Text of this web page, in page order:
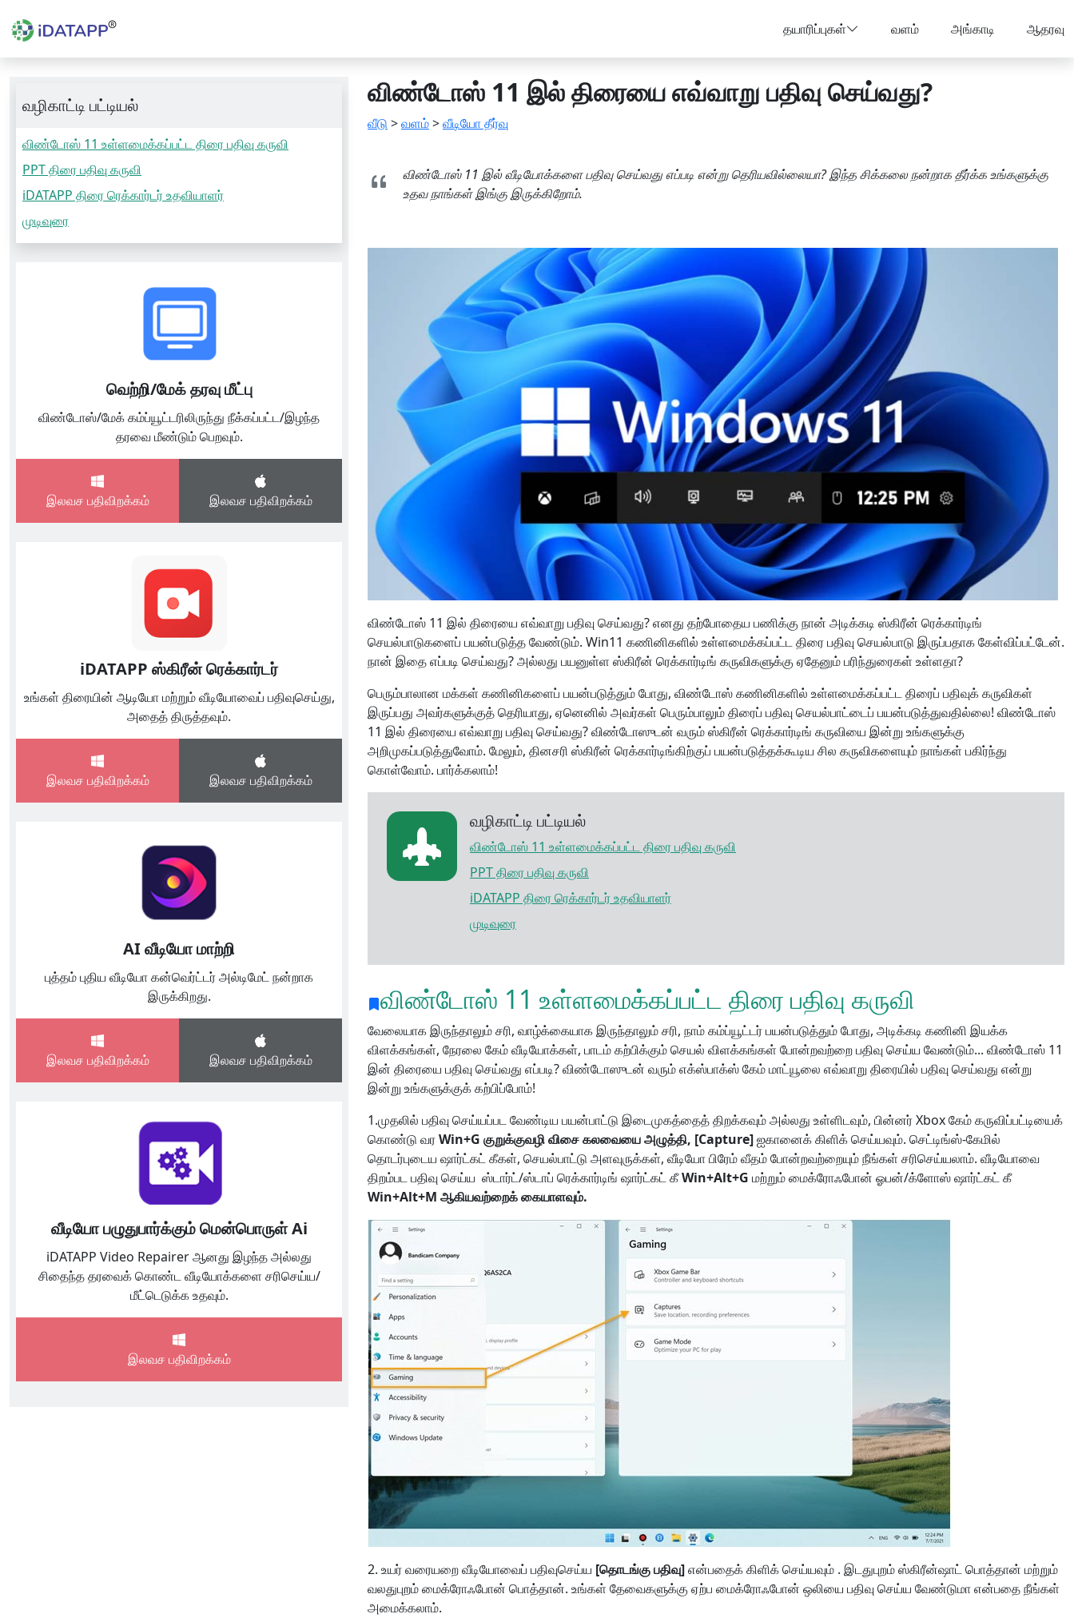
தயாரிப்புகள் வளம் அங்காடி ஆதரவு
வழிகாட்டி பட்டியல்
விண்டோஸ் 11 உள்ளமைக்கப்பட்ட திரை பதிவு கருவி
PPT திரை பதிவு கருவி
iDATAPP திரை ரெக்கார்டர் உதவியாளர்
முடிவுரை
வெற்றி/மேக் தரவு மீட்பு
விண்டோஸ்/மேக் கம்ப்யூட்டரிலிருந்து நீக்கப்பட்ட/இழந்த
தரவை மீண்டும் பெறவும்.
இலவச பதிவிறக்கம் இலவச பதிவிறக்கம்
iDATAPP ஸ்கிரீன் ரெக்கார்டர்
உங்கள் திரையின் ஆடியோ மற்றும் வீடியோவைப் பதிவுசெய்து,
அதைத் திருத்தவும்.
இலவச பதிவிறக்கம் இலவச பதிவிறக்கம்
AI வீடியோ மாற்றி
புத்தம் புதிய வீடியோ கன்வெர்ட்டர் அல்டிமேட் நன்றாக
இருக்கிறது.
இலவச பதிவிறக்கம் இலவச பதிவிறக்கம்
வீடியோ பழுதுபார்க்கும் மென்பொருள் Ai
iDATAPP Video Repairer ஆனது இழந்த அல்லது
சிதைந்த தரவைக் கொண்ட வீடியோக்களை சரிசெய்ய/
மீட்டெடுக்க உதவும்.
இலவச பதிவிறக்கம்
விண்டோஸ் 11 இல் திரையை எவ்வாறு பதிவு செய்வது?
வீடு >வளம்>வீடியோ தீர்வு
விண்டோஸ் 11 இல் வீடியோக்களை பதிவு செய்வது எப்படி என்று தெரியவில்லையா? இந்த சிக்கலை நன்றாக தீர்க்க உங்களுக்கு
உதவ நாங்கள் இங்கு இருக்கிறோம்.
விண்டோஸ் 11 இல் திரையை எவ்வாறு பதிவு செய்வது? எனது தற்போதைய பணிக்கு நான் அடிக்கடி ஸ்கிரீன் ரெக்கார்டிங்
செயல்பாடுகளைப் பயன்படுத்த வேண்டும். Win11 கணினிகளில் உள்ளமைக்கப்பட்ட திரை பதிவு செயல்பாடு இருப்பதாக கேள்விப்பட்டேன்.
நான் இதை எப்படி செய்வது? அல்லது பயனுள்ள ஸ்கிரீன் ரெக்கார்டிங் கருவிகளுக்கு ஏதேனும் பரிந்துரைகள் உள்ளதா?
பெரும்பாலான மக்கள் கணினிகளைப் பயன்படுத்தும் போது, ​​விண்டோஸ் கணினிகளில் உள்ளமைக்கப்பட்ட திரைப் பதிவுக் கருவிகள்
இருப்பது அவர்களுக்குத் தெரியாது, ஏனெனில் அவர்கள் பெரும்பாலும் திரைப் பதிவு செயல்பாட்டைப் பயன்படுத்துவதில்லை! விண்டோஸ்
11 இல் திரையை எவ்வாறு பதிவு செய்வது? விண்டோஸுடன் வரும் ஸ்கிரீன் ரெக்கார்டிங் கருவியை இன்று உங்களுக்கு
அறிமுகப்படுத்துவோம். மேலும், தினசரி ஸ்கிரீன் ரெக்கார்டிங்கிற்குப் பயன்படுத்தக்கூடிய சில கருவிகளையும் நாங்கள் பகிர்ந்து
கொள்வோம். பார்க்கலாம்!
வழிகாட்டி பட்டியல்
விண்டோஸ் 11 உள்ளமைக்கப்பட்ட திரை பதிவு கருவி
PPT திரை பதிவு கருவி
iDATAPP திரை ரெக்கார்டர் உதவியாளர்
முடிவுரை
விண்டோஸ் 11 உள்ளமைக்கப்பட்ட திரை பதிவு கருவி
வேலையாக இருந்தாலும் சரி, வாழ்க்கையாக இருந்தாலும் சரி, நாம் கம்ப்யூட்டர் பயன்படுத்தும் போது, ​​அடிக்கடி கணினி இயக்க
விளக்கங்கள், நேரலை கேம் வீடியோக்கள், பாடம் கற்பிக்கும் செயல் விளக்கங்கள் போன்றவற்றை பதிவு செய்ய வேண்டும்... விண்டோஸ் 11
இன் திரையை பதிவு செய்வது எப்படி? விண்டோஸுடன் வரும் எக்ஸ்பாக்ஸ் கேம் மாட்யூலை எவ்வாறு திரையில் பதிவு செய்வது என்று
இன்று உங்களுக்குக் கற்பிப்போம்!
1.முதலில் பதிவு செய்யப்பட வேண்டிய பயன்பாட்டு இடைமுகத்தைத் திறக்கவும் அல்லது உள்ளிடவும், பின்னர் Xbox கேம் கருவிப்பட்டியைக்
கொண்டு வரWin+G குறுக்குவழி விசை கலவையை அழுத்தி, [Capture]ஐகானைக் கிளிக் செய்யவும். செட்டிங்ஸ்-கேமில்
தொடர்புடைய ஷார்ட்கட் கீகள், செயல்பாட்டு அளவுருக்கள், வீடியோ பிரேம் வீதம் போன்றவற்றையும் நீங்கள் சரிசெய்யலாம். வீடியோவை
திறம்பட பதிவு செய்ய ஸ்டார்ட்/ஸ்டாப் ரெக்கார்டிங் ஷார்ட்கட் கீWin+Alt+G மற்றும் மைக்ரோஃபோன் ஓபன்/க்ளோஸ் ஷார்ட்கட் கீ
Win+Alt+M ஆகியவற்றைக் கையாளவும்.
2. உயர் வரையறை வீடியோவைப் பதிவுசெய்ய [தொடங்கு பதிவு]என்பதைக் கிளிக் செய்யவும் . இடதுபுறம் ஸ்கிரீன்ஷாட் பொத்தான் மற்றும்
வலதுபுறம் மைக்ரோஃபோன் பொத்தான். உங்கள் தேவைகளுக்கு ஏற்ப மைக்ரோஃபோன் ஒலியை பதிவு செய்ய வேண்டுமா என்பதை நீங்கள்
அமைக்கலாம்.